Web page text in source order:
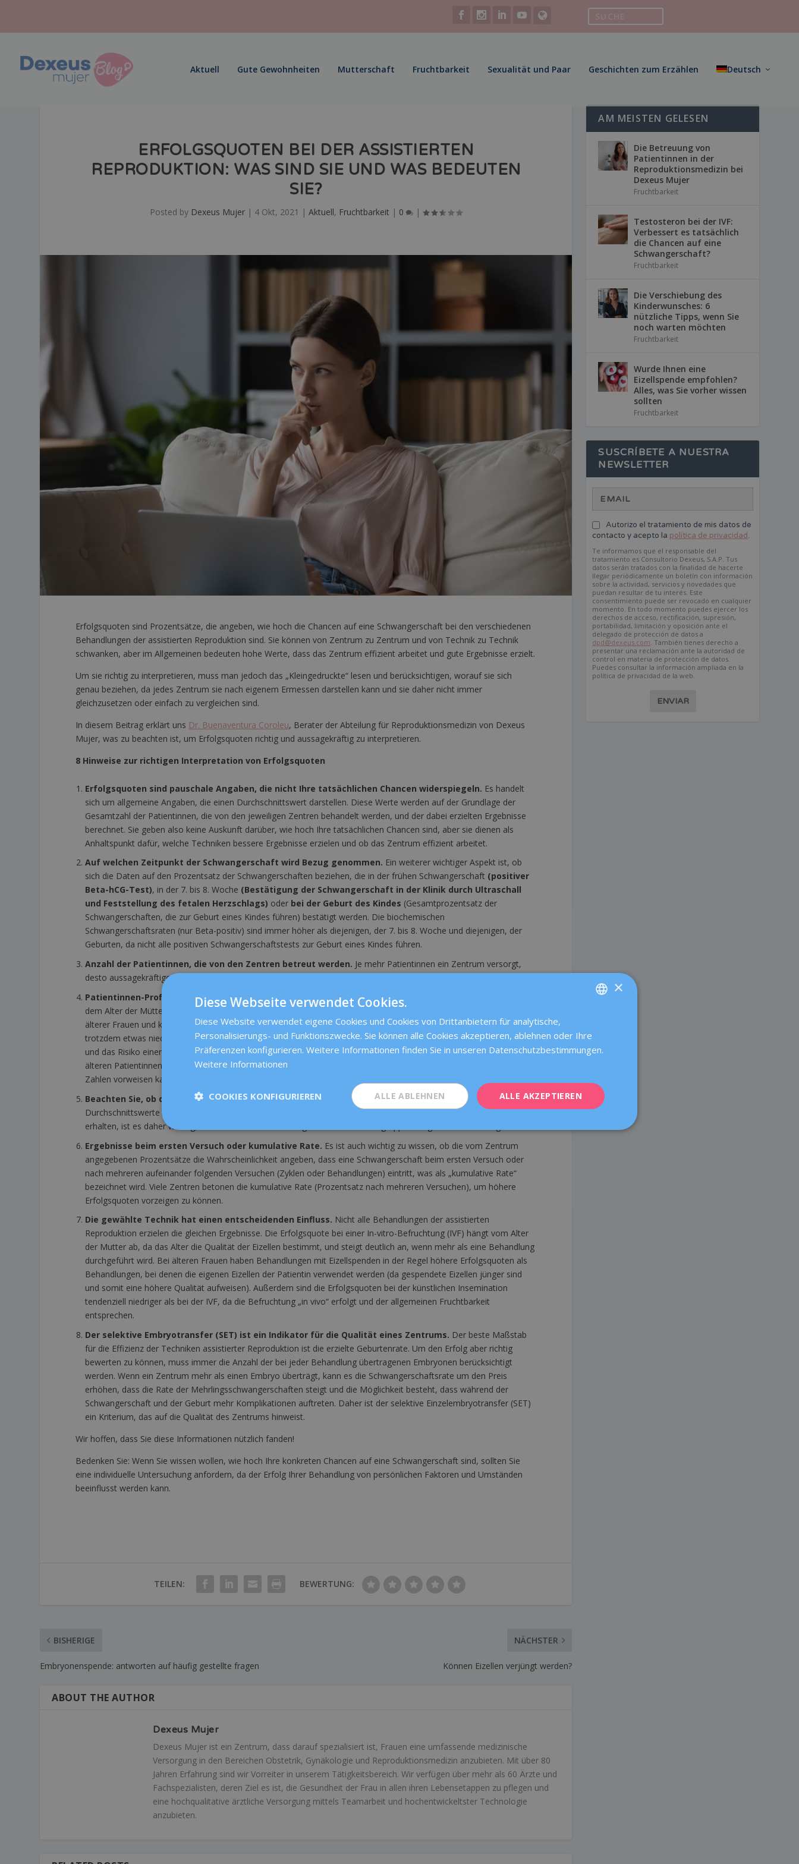
Aktuell Gute Gewohnheiten Mutterschaft Fruchtbarkeit Sexualität und Paar Geschichten zum Erzählen Deutsch
ERFOLGSQUOTEN BEI DER ASSISTIERTEN
REPRODUKTION: WAS SIND SIE UND WAS BEDEUTEN
SIE?
Posted by Dexeus Mujer | 4 Okt, 2021 |Aktuell, Fruchtbarkeit | 0 |
Erfolgsquoten sind Prozentsätze, die angeben, wie hoch die Chancen auf eine Schwangerschaft bei den verschiedenen
Behandlungen der assistierten Reproduktion sind. Sie können von Zentrum zu Zentrum und von Technik zu Technik
schwanken, aber im Allgemeinen bedeuten hohe Werte, dass das Zentrum effizient arbeitet und gute Ergebnisse erzielt.
Um sie richtig zu interpretieren, muss man jedoch das „Kleingedruckte“ lesen und berücksichtigen, worauf sie sich
genau beziehen, da jedes Zentrum sie nach eigenem Ermessen darstellen kann und sie daher nicht immer
gleichzusetzen oder einfach zu vergleichen sind.
In diesem Beitrag erklärt uns Dr. Buenaventura Coroleu, Berater der Abteilung für Reproduktionsmedizin von Dexeus
Mujer, was zu beachten ist, um Erfolgsquoten richtig und aussagekräftig zu interpretieren.
8 Hinweise zur richtigen Interpretation von Erfolgsquoten
Erfolgsquoten sind pauschale Angaben, die nicht Ihre tatsächlichen Chancen widerspiegeln. Es handelt
sich um allgemeine Angaben, die einen Durchschnittswert darstellen. Diese Werte werden auf der Grundlage der
Gesamtzahl der Patientinnen, die von den jeweiligen Zentren behandelt werden, und der dabei erzielten Ergebnisse
berechnet. Sie geben also keine Auskunft darüber, wie hoch Ihre tatsächlichen Chancen sind, aber sie dienen als
Anhaltspunkt dafür, welche Techniken bessere Ergebnisse erzielen und ob das Zentrum effizient arbeitet.
Auf welchen Zeitpunkt der Schwangerschaft wird Bezug genommen. Ein weiterer wichtiger Aspekt ist, ob
sich die Daten auf den Prozentsatz der Schwangerschaften beziehen, die in der frühen Schwangerschaft (positiver
Beta-hCG-Test), in der 7. bis 8. Woche (Bestätigung der Schwangerschaft in der Klinik durch Ultraschall
und Feststellung des fetalen Herzschlags) oder bei der Geburt des Kindes (Gesamtprozentsatz der
Schwangerschaften, die zur Geburt eines Kindes führen) bestätigt werden. Die biochemischen
Schwangerschaftsraten (nur Beta-positiv) sind immer höher als diejenigen, der 7. bis 8. Woche und diejenigen, der
Geburten, da nicht alle positiven Schwangerschaftstests zur Geburt eines Kindes führen.
Anzahl der Patientinnen, die von den Zentren betreut werden. Je mehr Patientinnen ein Zentrum versorgt,
desto aussagekräftiger sind die Angaben, da ihre Ergebnisse dadurch eine allgemeinere Gültigkeit erlangen.
Patientinnen-Profil.
Die Erfolgsquote einer Klinik hängt unter anderem von der Art der behandelten Patientinnen,
dem Alter der Mütter und den verschiedenen Faktoren der Unfruchtbarkeit ab. Wenn eine Klinik einen hohen Anteil
älterer Frauen und komplexer Fälle hat, kann es sein, dass sie zwar effizient arbeitet, aber die Erfolgsquoten
trotzdem etwas niedriger ausfallen, da die Chancen auf eine Schwangerschaft mit zunehmendem Alter abnehmen
und das Risiko einer Fehlgeburt und sonstiger Komplikationen im Zusammenhang mit der Schwangerschaft bei
älteren Patientinnen höher ist. Wenn das Zentrum trotz eines hohen Anteils älterer Frauen und komplexer Fälle gute
Zahlen vorweisen kann, funktioniert es sehr gut.
Beachten Sie, ob die Kennzahlen nach Altersgruppen aufgeschlüsselt sind.Die Erfolgsquoten sind
Durchschnittswerte der Gesamtzahl der Patientinnen eines Zentrums. Um ein genaueres und realistischeres Bild zu
erhalten, ist es daher wichtig, dass das Zentrum diese Ergebnisse nach Altersgruppen aufgeschlüsselt vorlegt.
Ergebnisse beim ersten Versuch oder kumulative Rate. Es ist auch wichtig zu wissen, ob die vom Zentrum
angegebenen Prozentsätze die Wahrscheinlichkeit angeben, dass eine Schwangerschaft beim ersten Versuch oder
nach mehreren aufeinander folgenden Versuchen (Zyklen oder Behandlungen) eintritt, was als „kumulative Rate“
bezeichnet wird. Viele Zentren betonen die kumulative Rate (Prozentsatz nach mehreren Versuchen), um höhere
Erfolgsquoten vorzeigen zu können.
Die gewählte Technik hat einen entscheidenden Einfluss. Nicht alle Behandlungen der assistierten
Reproduktion erzielen die gleichen Ergebnisse. Die Erfolgsquote bei einer In-vitro-Befruchtung (IVF) hängt vom Alter
der Mutter ab, da das Alter die Qualität der Eizellen bestimmt, und steigt deutlich an, wenn mehr als eine Behandlung
durchgeführt wird. Bei älteren Frauen haben Behandlungen mit Eizellspenden in der Regel höhere Erfolgsquoten als
Behandlungen, bei denen die eigenen Eizellen der Patientin verwendet werden (da gespendete Eizellen jünger sind
und somit eine höhere Qualität aufweisen). Außerdem sind die Erfolgsquoten bei der künstlichen Insemination
tendenziell niedriger als bei der IVF, da die Befruchtung „in vivo“ erfolgt und der allgemeinen Fruchtbarkeit
entsprechen.
Der selektive Embryotransfer (SET) ist ein Indikator für die Qualität eines Zentrums. Der beste Maßstab
für die Effizienz der Techniken assistierter Reproduktion ist die erzielte Geburtenrate. Um den Erfolg aber richtig
bewerten zu können, muss immer die Anzahl der bei jeder Behandlung übertragenen Embryonen berücksichtigt
werden. Wenn ein Zentrum mehr als einen Embryo überträgt, kann es die Schwangerschaftsrate um den Preis
erhöhen, dass die Rate der Mehrlingsschwangerschaften steigt und die Möglichkeit besteht, dass während der
Schwangerschaft und der Geburt mehr Komplikationen auftreten. Daher ist der selektive Einzelembryotransfer (SET)
ein Kriterium, das auf die Qualität des Zentrums hinweist.
Wir hoffen, dass Sie diese Informationen nützlich fanden!
Bedenken Sie: Wenn Sie wissen wollen, wie hoch Ihre konkreten Chancen auf eine Schwangerschaft sind, sollten Sie
eine individuelle Untersuchung anfordern, da der Erfolg Ihrer Behandlung von persönlichen Faktoren und Umständen
beeinflusst werden kann.
TEILEN: BEWERTUNG:
BISHERIGE
Embryonenspende: antworten auf häufig gestellte fragen
NÄCHSTER
Können Eizellen verjüngt werden?
ABOUT THE AUTHOR
Dexeus Mujer
Dexeus Mujer ist ein Zentrum, dass darauf spezialisiert ist, Frauen eine umfassende medizinische
Versorgung in den Bereichen Obstetrik, Gynäkologie und Reproduktionsmedizin anzubieten. Mit über 80
Jahren Erfahrung sind wir Vorreiter in unserem Tätigkeitsbereich. Wir verfügen über mehr als 60 Ärzte und
Fachspezialisten, deren Ziel es ist, die Gesundheit der Frau in allen ihren Lebensetappen zu pflegen und
eine hochqualitative ärztliche Versorgung mittels Teamarbeit und hochentwickeltster Technologie
anzubieten.
AM MEISTEN GELESEN
Die Betreuung von
Patientinnen in der
Reproduktionsmedizin bei
Dexeus Mujer
Fruchtbarkeit
Testosteron bei der IVF:
Verbessert es tatsächlich
die Chancen auf eine
Schwangerschaft?
Fruchtbarkeit
Die Verschiebung des
Kinderwunsches: 6
nützliche Tipps, wenn Sie
noch warten möchten
Fruchtbarkeit
Wurde Ihnen eine
Eizellspende empfohlen?
Alles, was Sie vorher wissen
sollten
Fruchtbarkeit
SUSCRÍBETE A NUESTRA
NEWSLETTER
Autorizo el tratamiento de mis datos de
contacto y acepto la política de privacidad.
Te informamos que el responsable del
tratamiento es Consultorio Dexeus, S.A.P. Tus
datos serán tratados con la finalidad de hacerte
llegar periódicamente un boletín con información
sobre la actividad, servicios y novedades que
puedan resultar de tu interés. Este
consentimiento puede ser revocado en cualquier
momento. En todo momento puedes ejercer los
derechos de acceso, rectificación, supresión,
portabilidad, limitación y oposición ante el
delegado de protección de datos a
dpd@dexeus.com . También tienes derecho a
presentar una reclamación ante la autoridad de
control en materia de protección de datos.
Puedes consultar la información ampliada en la
política de privacidad de la web.
ENVIAR
CATALÀ
DEUTSCH
×
Diese Webseite verwendet Cookies.
Diese Website verwendet eigene Cookies und Cookies von Drittanbietern für analytische,
Personalisierungs- und Funktionszwecke. Sie können alle Cookies akzeptieren, ablehnen oder Ihre
Präferenzen konfigurieren. Weitere Informationen finden Sie in unseren Datenschutzbestimmungen.
Weitere Informationen
ALLE AKZEPTIEREN
ALLE ABLEHNEN
COOKIES KONFIGURIEREN